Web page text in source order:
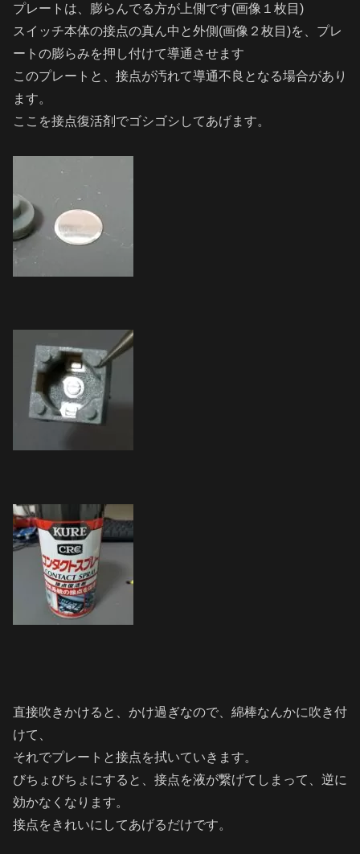
プレートは、膨らんでる方が上側です(画像１枚目)
スイッチ本体の接点の真ん中と外側(画像２枚目)を、プレ
ートの膨らみを押し付けて導通させます
このプレートと、接点が汚れて導通不良となる場合があり
ます。
ここを接点復活剤でゴシゴシしてあげます。
直接吹きかけると、かけ過ぎなので、綿棒なんかに吹き付
けて、
それでプレートと接点を拭いていきます。
びちょびちょにすると、接点を液が繋げてしまって、逆に
効かなくなります。
接点をきれいにしてあげるだけです。